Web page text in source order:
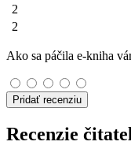
2
2
Ako sa páčila e-kniha
Pridať recenziu
Recenzie